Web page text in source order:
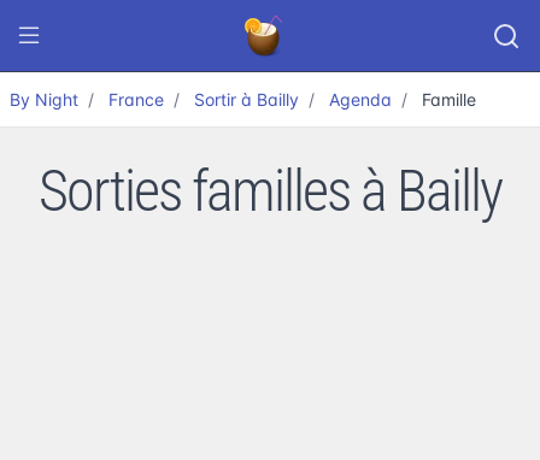
By Night France Sortir à Bailly Agenda Famille
Sorties familles à Bailly